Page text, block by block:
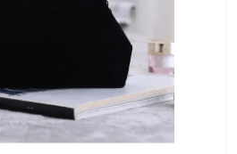
cu Flexor Fitness-
tonifiere muschi